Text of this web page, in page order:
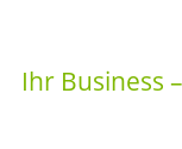
Ihr Business